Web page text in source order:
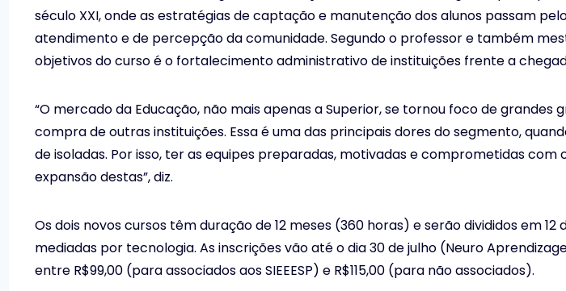
século XXI, onde as estratégias de captação e manutenção dos alunos passam
atendimento e de percepção da comunidade. Segundo o professor e também
objetivos do curso é o fortalecimento administrativo de instituições frente a
“O mercado da Educação, não mais apenas a Superior, se tornou foco de
compra de outras instituições. Essa é uma das principais dores do segmento,
de isoladas. Por isso, ter as equipes preparadas, motivadas e comprometidas
expansão destas”, diz.
Os dois novos cursos têm duração de 12 meses (360 horas) e serão divididos em
mediadas por tecnologia. As inscrições vão até o dia 30 de julho (Neuro
entre R$99,00 (para associados aos SIEEESP) e R$115,00 (para não associados).